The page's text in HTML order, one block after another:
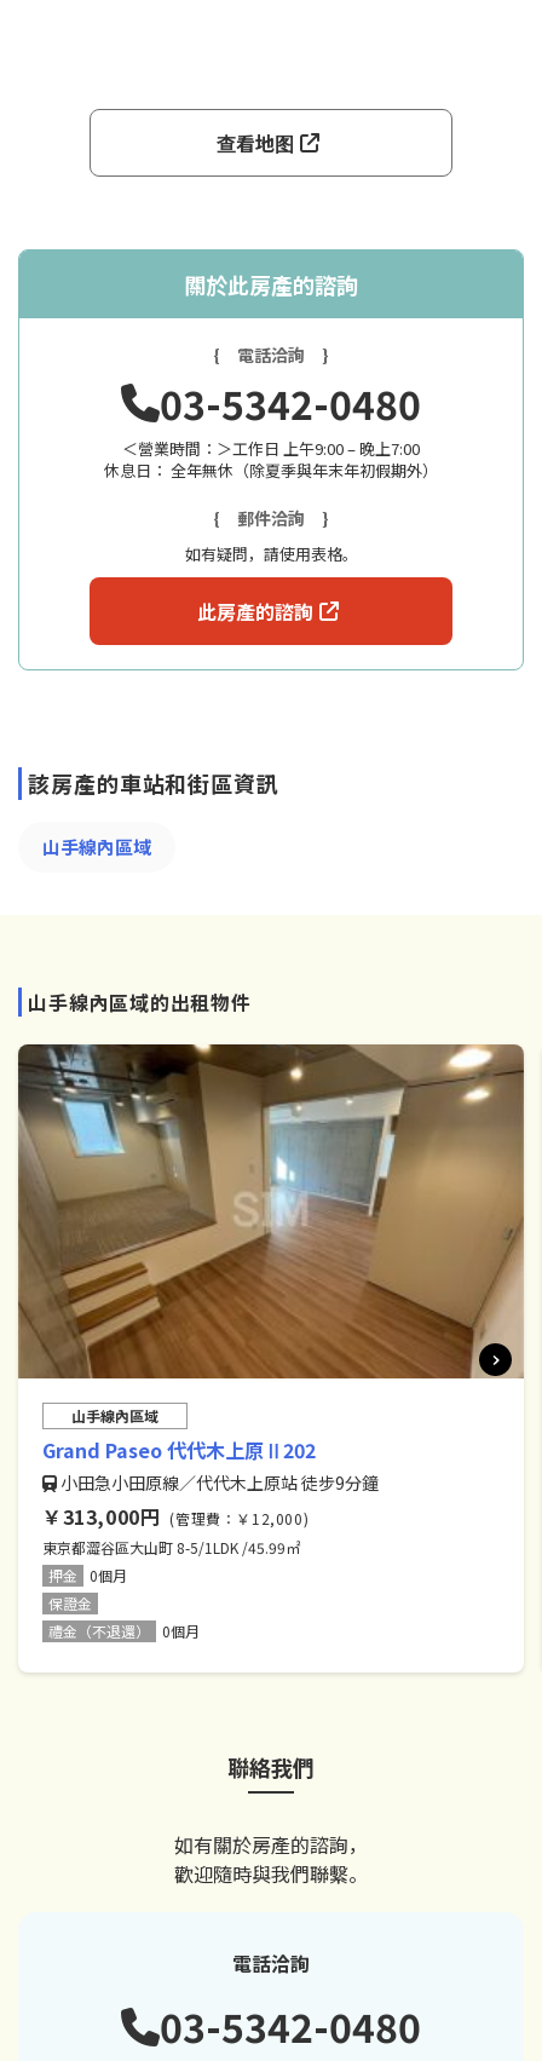
查看地图
關於此房產的諮詢
{ 電話洽詢 }
03-5342-0480
＜營業時間：＞工作日 上午9:00 – 晚上7:00
休息日： 全年無休（除夏季與年末年初假期外）
{ 郵件洽詢 }
如有疑問，請使用表格。
此房產的諮詢
該房產的車站和街區資訊
山手線內區域
山手線內區域的出租物件
山手線內區域
Grand Paseo 代代木上原Ⅱ202
小田急小田原線／代代木上原站 徒步9分鐘
￥313,000円 (管理費：￥12,000)
東京都澀谷區大山町 8-5/1LDK /45.99㎡
押金
0個月
保證金
禮金（不退還）
0個月
聯絡我們
如有關於房產的諮詢，
歡迎隨時與我們聯繫。
電話洽詢
03-5342-0480